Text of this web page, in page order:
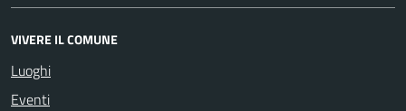
VIVERE IL COMUNE
Luoghi
Eventi